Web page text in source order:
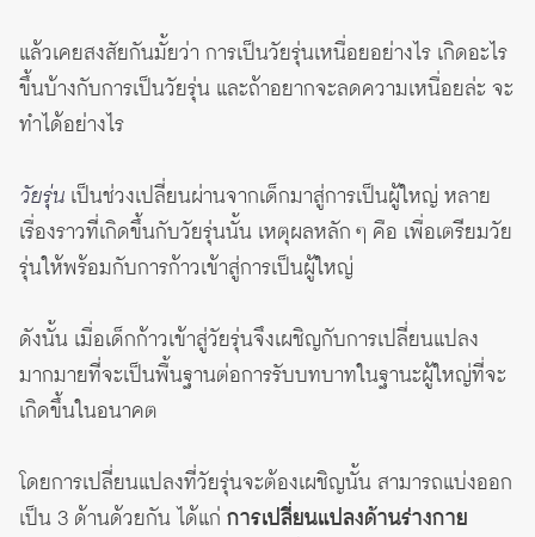
แล้วเคยสงสัยกันมั้ยว่า การเป็นวัยรุ่นเหนื่อยอย่างไร เกิดอะไร
ขึ้นบ้างกับการเป็นวัยรุ่น และถ้าอยากจะลดความเหนื่อยล่ะ จะ
ทำได้อย่างไร
วัยรุ่น เป็นช่วงเปลี่ยนผ่านจากเด็กมาสู่การเป็นผู้ใหญ่ หลาย
เรื่องราวที่เกิดขึ้นกับวัยรุ่นนั้น เหตุผลหลัก ๆ คือ เพื่อเตรียมวัย
รุ่นให้พร้อมกับการก้าวเข้าสู่การเป็นผู้ใหญ่
ดังนั้น เมื่อเด็กก้าวเข้าสู่วัยรุ่นจึงเผชิญกับการเปลี่ยนแปลง
มากมายที่จะเป็นพื้นฐานต่อการรับบทบาทในฐานะผู้ใหญ่ที่จะ
เกิดขึ้นในอนาคต
โดยการเปลี่ยนแปลงที่วัยรุ่นจะต้องเผชิญนั้น สามารถแบ่งออก
เป็น 3 ด้านด้วยกัน ได้แก่ การเปลี่ยนแปลงด้านร่างกาย